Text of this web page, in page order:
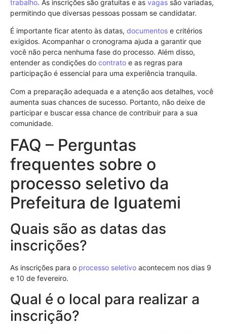
trabalho. As inscrições são gratuitas e as vagas são variadas,
permitindo que diversas pessoas possam se candidatar.
É importante ficar atento às datas, documentos e critérios
exigidos. Acompanhar o cronograma ajuda a garantir que
você não perca nenhuma fase do processo. Além disso,
entender as condições do contrato e as regras para
participação é essencial para uma experiência tranquila.
Com a preparação adequada e a atenção aos detalhes, você
aumenta suas chances de sucesso. Portanto, não deixe de
participar e buscar essa chance de contribuir para a sua
comunidade.
FAQ – Perguntas
frequentes sobre o
processo seletivo da
Prefeitura de Iguatemi
Quais são as datas das
inscrições?
As inscrições para o processo seletivo acontecem nos dias 9
e 10 de fevereiro.
Qual é o local para realizar a
inscrição?